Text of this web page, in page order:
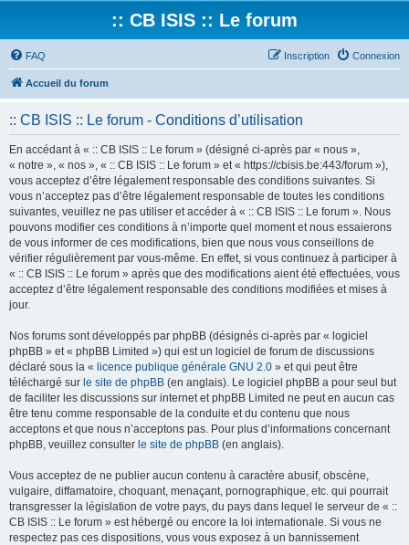
:: CB ISIS :: Le forum
FAQ Connexion
Inscription
Accueil du forum
:: CB ISIS :: Le forum - Conditions d’utilisation
En accédant à « :: CB ISIS :: Le forum » (désigné ci-après par « nous »,
« notre », « nos », « :: CB ISIS :: Le forum » et « https://cbisis.be:443/forum »),
vous acceptez d’être légalement responsable des conditions suivantes. Si
vous n’acceptez pas d’être légalement responsable de toutes les conditions
suivantes, veuillez ne pas utiliser et accéder à « :: CB ISIS :: Le forum ». Nous
pouvons modifier ces conditions à n’importe quel moment et nous essaierons
de vous informer de ces modifications, bien que nous vous conseillons de
vérifier régulièrement par vous-même. En effet, si vous continuez à participer à
« :: CB ISIS :: Le forum » après que des modifications aient été effectuées, vous
acceptez d’être légalement responsable des conditions modifiées et mises à
jour.
Nos forums sont développés par phpBB (désignés ci-après par « logiciel
phpBB » et « phpBB Limited ») qui est un logiciel de forum de discussions
déclaré sous la « licence publique générale GNU 2.0 » et qui peut être
téléchargé sur le site de phpBB (en anglais). Le logiciel phpBB a pour seul but
de faciliter les discussions sur internet et phpBB Limited ne peut en aucun cas
être tenu comme responsable de la conduite et du contenu que nous
acceptons et que nous n’acceptons pas. Pour plus d’informations concernant
phpBB, veuillez consulter le site de phpBB (en anglais).
Vous acceptez de ne publier aucun contenu à caractère abusif, obscène,
vulgaire, diffamatoire, choquant, menaçant, pornographique, etc. qui pourrait
transgresser la législation de votre pays, du pays dans lequel le serveur de « ::
CB ISIS :: Le forum » est hébergé ou encore la loi internationale. Si vous ne
respectez pas ces dispositions, vous vous exposez à un bannissement